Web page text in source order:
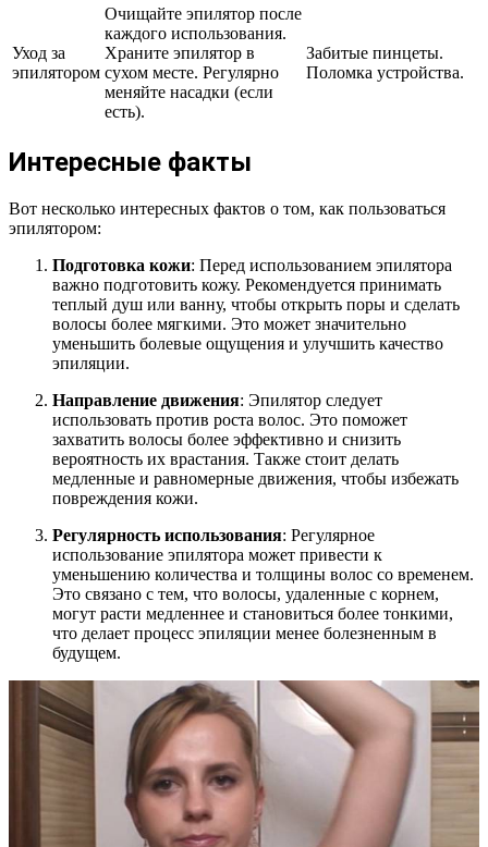
Уход за
эпилятором
Очищайте эпилятор после
каждого использования.
Храните эпилятор в
сухом месте. Регулярно
меняйте насадки (если
есть).
Забитые пинцеты.
Поломка устройства.
Интересные факты
Вот несколько интересных фактов о том, как пользоваться
эпилятором:
Подготовка кожи: Перед использованием эпилятора
важно подготовить кожу. Рекомендуется принимать
теплый душ или ванну, чтобы открыть поры и сделать
волосы более мягкими. Это может значительно
уменьшить болевые ощущения и улучшить качество
эпиляции.
Направление движения: Эпилятор следует
использовать против роста волос. Это поможет
захватить волосы более эффективно и снизить
вероятность их врастания. Также стоит делать
медленные и равномерные движения, чтобы избежать
повреждения кожи.
Регулярность использования: Регулярное
использование эпилятора может привести к
уменьшению количества и толщины волос со временем.
Это связано с тем, что волосы, удаленные с корнем,
могут расти медленнее и становиться более тонкими,
что делает процесс эпиляции менее болезненным в
будущем.